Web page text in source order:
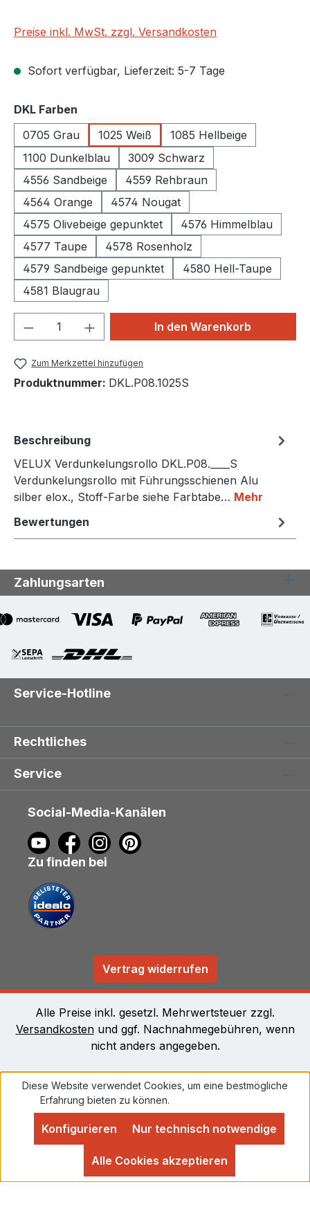
Preise inkl. MwSt. zzgl. Versandkosten
Sofort verfügbar, Lieferzeit: 5-7 Tage
DKL Farben
0705 Grau
1025 Weiß
1085 Hellbeige
1100 Dunkelblau
3009 Schwarz
4556 Sandbeige
4559 Rehbraun
4564 Orange
4574 Nougat
4575 Olivebeige gepunktet
4576 Himmelblau
4577 Taupe
4578 Rosenholz
4579 Sandbeige gepunktet
4580 Hell-Taupe
4581 Blaugrau
Produkt Anzahl: Gib denIn den Warenkorb
Zum Merkzettel hinzufügen
Produktnummer: DKL.P08.1025S
Beschreibung
VELUX Verdunkelungsrollo DKL.P08.____S
Verdunkelungsrollo mit Führungsschienen Alu
silber elox., Stoff-Farbe siehe Farbtabe… Mehr
Bewertungen
Zahlungsarten
Service-Hotline
Rechtliches
Service
Social-Media-Kanälen
Zu finden bei
Vertrag widerrufen
Alle Preise inkl. gesetzl. Mehrwertsteuer zzgl.
Versandkostenund ggf. Nachnahmegebühren, wenn
nicht anders angegeben.
Diese Website verwendet Cookies, um eine bestmögliche
Erfahrung bieten zu können.
Nur technisch notwendige
Konfigurieren
Alle Cookies akzeptieren